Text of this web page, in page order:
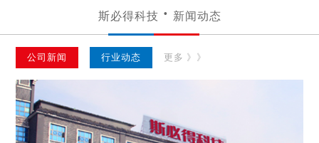
斯必得科技 新闻动态
公司新闻 行业动态 更多 》》